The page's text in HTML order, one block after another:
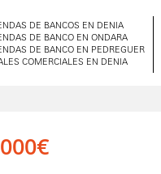
DE BANCOS EN DENIA
DE BANCO EN ONDARA
DE BANCO EN PEDREGUER
COMERCIALES EN DENIA